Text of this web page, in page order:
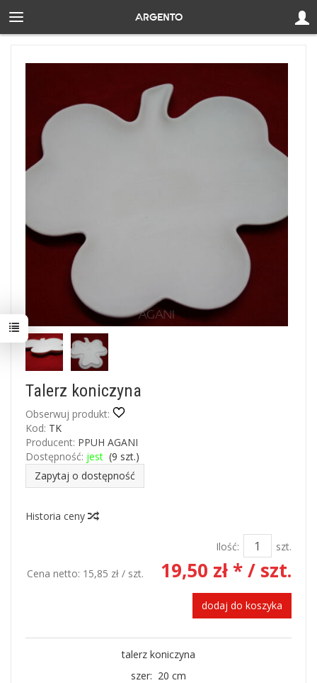
Talerz koniczyna
Obserwuj produkt:
Kod: TK
Producent: PPUH AGANI
Dostępność: jest (9 szt.)
Zapytaj o dostępność
Historia ceny
Ilość:
szt.
Cena netto: 15,85 zł / szt. 19,50 zł */ szt.
dodaj do koszyka
talerz koniczyna
szer: 20 cm